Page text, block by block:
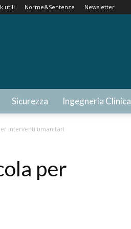
utili Norme&Sentenze Newsletter
Sicurezza Ingegneria Clinica
interventi umanitari
per